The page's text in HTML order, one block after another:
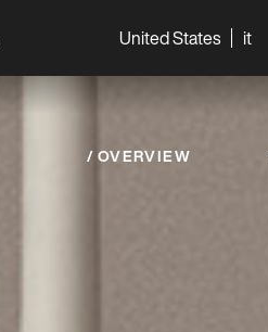
United States it
OVERVIEW